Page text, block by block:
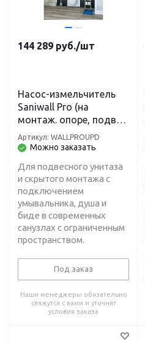
144 289 руб./шт
Насос-измельчитель
Saniwall Pro (на
монтаж. опоре, подвес.
унитаз+умывальник+д
уш+биде) H-5 м, L-40 м
Можно заказать
Артикул: WALLPROUPD
Для подвесного унитаза
и скрытого монтажа с
подключением
умывальника, душа и
биде в современных
санузлах с ограниченным
пространством.
Под заказ
Наши менеджеры обязательно
свяжутся с вами и уточнят
условия заказа